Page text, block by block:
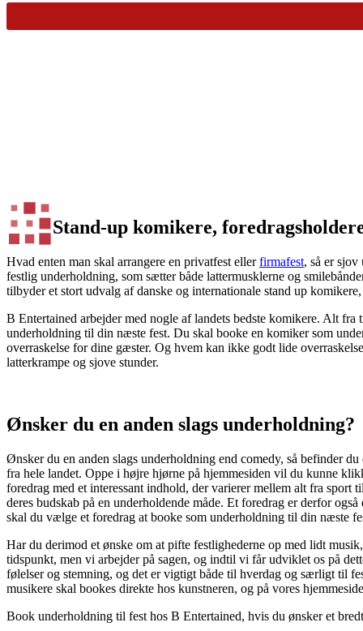
Stand-up komikere,
Hvad enten man skal arrangere en privatfest ellerfirmafest, så er
festlig underholdning, som sætter både lattermusklerne og
tilbyder et stort udvalg af danske og internationale stand up
B Entertained arbejder med nogle af landets bedste komikere. Alt
underholdning til din næste fest. Du skal booke en komiker som
overraskelse for dine gæster. Og hvem kan ikke godt lide
latterkrampe og sjove stunder.
Ønsker du en anden slags underholdning?
Ønsker du en anden slags underholdning end comedy, så befinder
fra hele landet. Oppe i højre hjørne på hjemmesiden vil du kunne
foredrag med et interessant indhold, der varierer mellem alt fra
deres budskab på en underholdende måde. Et foredrag er derfor
skal du vælge et foredrag at booke som underholdning til din næste
Har du derimod et ønske om at pifte festlighederne op med lidt
tidspunkt, men vi arbejder på sagen, og indtil vi får udviklet os på
følelser og stemning, og det er vigtigt både til hverdag og særligt til
musikere skal bookes direkte hos kunstneren, og på vores
Book underholdning til fest hos B Entertained, hvis du ønsker et